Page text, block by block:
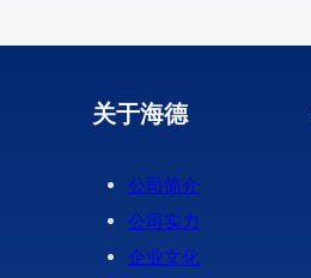
关于海德
公司简介
公司实力
企业文化